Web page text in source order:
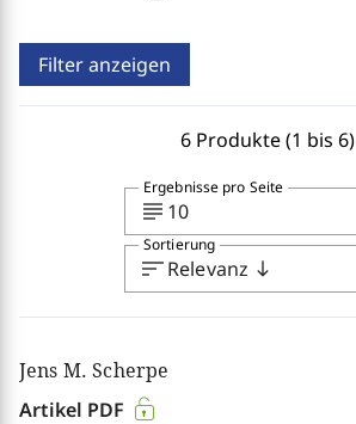
Filter anzeigen
6 Produkte (1 bis 6)
subject 10
Ergebnisse pro Seite
sortRelevanz south
Sortierung
Jens M. Scherpe
Artikel PDF